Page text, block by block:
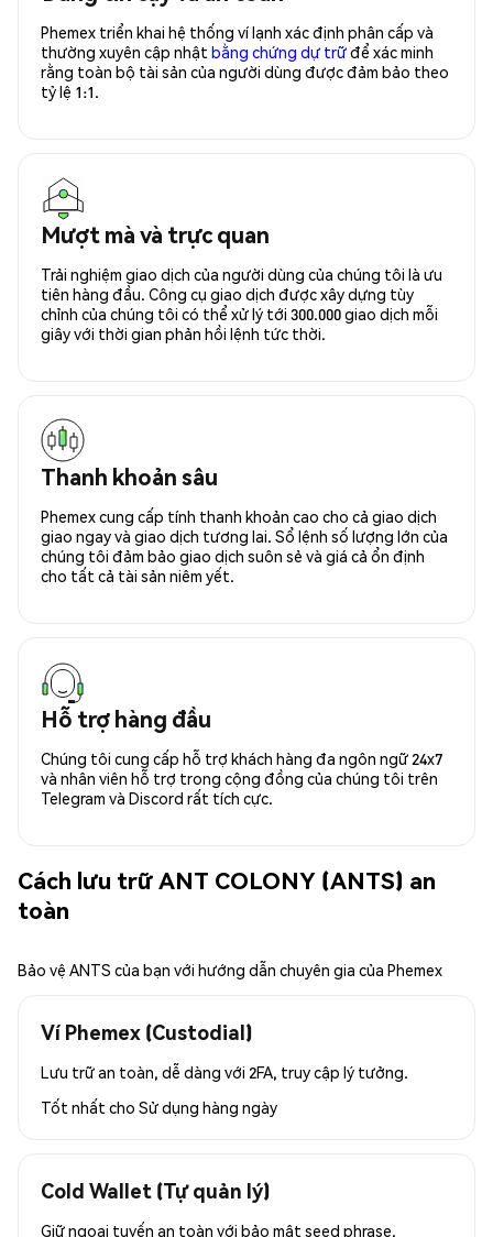
Phemex triển khai hệ thống ví lạnh xác định phân cấp và
thường xuyên cập nhật bằng chứng dự trữđể xác minh
rằng toàn bộ tài sản của người dùng được đảm bảo theo
tỷ lệ 1:1.
Mượt mà và trực quan
Trải nghiệm giao dịch của người dùng của chúng tôi là ưu
tiên hàng đầu. Công cụ giao dịch được xây dựng tùy
chỉnh của chúng tôi có thể xử lý tới 300.000 giao dịch mỗi
giây với thời gian phản hồi lệnh tức thời.
Thanh khoản sâu
Phemex cung cấp tính thanh khoản cao cho cả giao dịch
giao ngay và giao dịch tương lai. Sổ lệnh số lượng lớn của
chúng tôi đảm bảo giao dịch suôn sẻ và giá cả ổn định
cho tất cả tài sản niêm yết.
Hỗ trợ hàng đầu
Chúng tôi cung cấp hỗ trợ khách hàng đa ngôn ngữ 24x7
và nhân viên hỗ trợ trong cộng đồng của chúng tôi trên
Telegram và Discord rất tích cực.
Cách lưu trữ ANT COLONY (ANTS) an
toàn
Bảo vệ ANTS của bạn với hướng dẫn chuyên gia của Phemex
Ví Phemex (Custodial)
Lưu trữ an toàn, dễ dàng với 2FA, truy cập lý tưởng.
Tốt nhất cho Sử dụng hàng ngày
Cold Wallet (Tự quản lý)
Giữ ngoại tuyến an toàn với bảo mật seed phrase.